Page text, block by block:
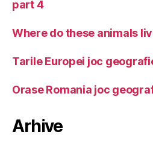
part 4
Where do these animals
Tarile Europei joc
Orase Romania joc
Arhive